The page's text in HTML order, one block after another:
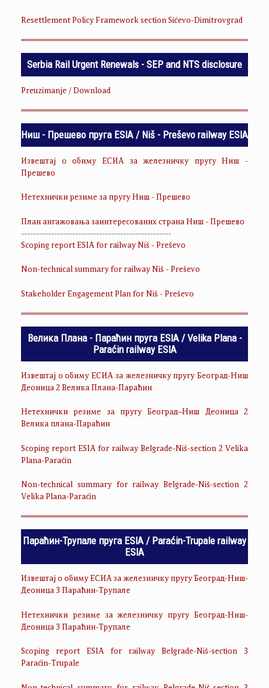
Resettlement Policy Framework section Sićevo-Dimitrovgrad
Serbia Rail Urgent Renewals - SEP and NTS disclosure
Preuzimanje / Download
Ниш - Прешево пруга ESIA / Niš - Preševo railway ESIA
Извештај о обиму ЕСИА за железничку пругу Ниш -
Прешево
Нетехнички резиме за пругу Ниш - Прешево
План ангажовања заинтересованих страна Ниш - Прешево
--------------------------------------------------
Scoping report ESIA for railway Niš - Preševo
Non-technical summary for railway Niš - Preševo
Stakeholder Engagement Plan for Niš - Preševo
Велика Плана - Параћин пруга ESIA / Velika Plana -
Paraćin railway ESIA
Извештај о обиму ЕСИА за железничку пругу Београд-Ниш
Деоница 2 Велика Плана-Параћин
Нетехнички резиме за пругу Београд–Ниш Деоница 2
Велика плана-Параћин
Scoping report ESIA for railway Belgrade-Niš-section 2 Velika
Plana-Paraćin
Non-technical summary for railway Belgrade-Niš-section 2
Velika Plana-Paraćin
Параћин-Трупале пруга ESIA / Paraćin-Trupale railway
ESIA
Извештај о обиму ЕСИА за железничку пругу Београд-Ниш-
Деоница 3 Параћин-Трупале
Нетехнички резиме за железничку пругу Београд-Ниш-
Деоница 3 Параћин-Трупале
Scoping report ESIA for railway Belgrade-Niš-section 3
Paraćin-Trupale